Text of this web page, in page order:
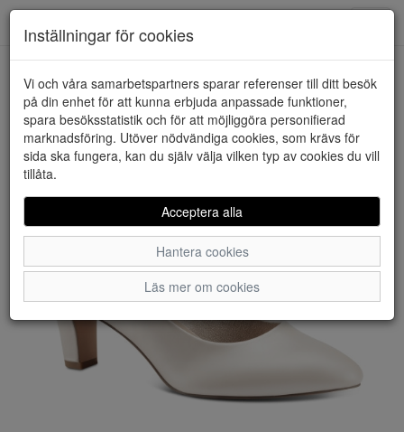
HEM TAMARIS
Inställningar för cookies
Vi och våra samarbetspartners sparar referenser till ditt besök
på din enhet för att kunna erbjuda anpassade funktioner,
spara besöksstatistik och för att möjliggöra personifierad
marknadsföring. Utöver nödvändiga cookies, som krävs för
sida ska fungera, kan du själv välja vilken typ av cookies du vill
tillåta.
Acceptera alla
Hantera cookies
Läs mer om cookies